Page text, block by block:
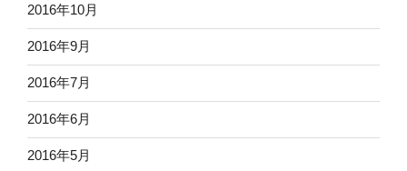
2016年10月
2016年9月
2016年7月
2016年6月
2016年5月